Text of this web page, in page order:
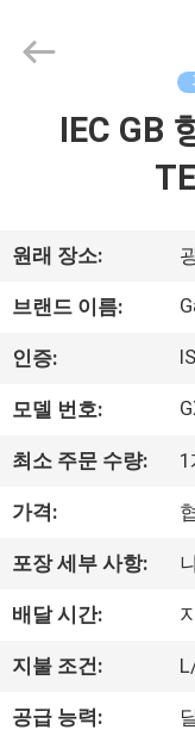
품
우
리
하
여
공
장
Equipment
IEC GB
원래 장소:
브랜드 이름:
인증:
모델 번호:
최소 주문 수량:
가격:
포장 세부 사항:
배달 시간:
지불 조건:
공급 능력: